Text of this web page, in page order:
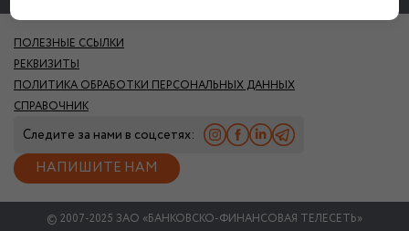
ПОЛЕЗНЫЕ ССЫЛКИ
РЕКВИЗИТЫ
ПОЛИТИКА ОБРАБОТКИ ПЕРСОНАЛЬНЫХ ДАННЫХ
СПРАВОЧНИК
Следите за нами в соцсетях:
НАПИШИТЕ НАМ
© 2007-2025 ЗАО «БАНКОВСКО-ФИНАНСОВАЯ ТЕЛЕСЕТЬ»